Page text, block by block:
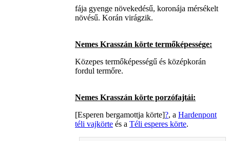
fája gyenge növekedésű, koronája mérsékelt
növésű. Korán virágzik.
Nemes Krasszán körte termőképessége:
Közepes termőképességű és középkorán
fordul termőre.
Nemes Krasszán körte porzófajtái:
[Esperen bergamottja körte]?, a Hardenpont
téli vajkörte és a Téli esperes körte.